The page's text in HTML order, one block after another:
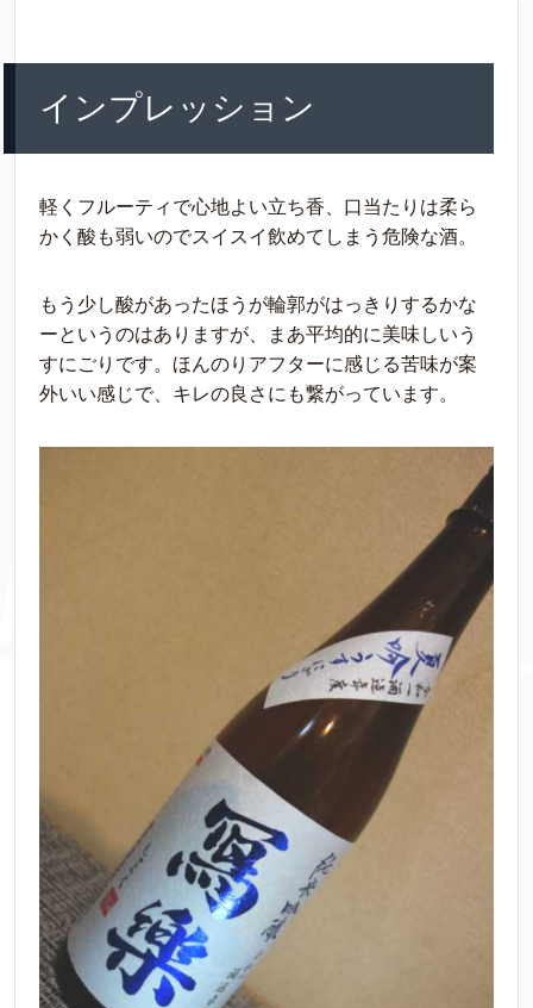
インプレッション
軽くフルーティで心地よい立ち香、口当たりは柔ら
かく酸も弱いのでスイスイ飲めてしまう危険な酒。
もう少し酸があったほうが輪郭がはっきりするかな
ーというのはありますが、まあ平均的に美味しいう
すにごりです。ほんのりアフターに感じる苦味が案
外いい感じで、キレの良さにも繋がっています。